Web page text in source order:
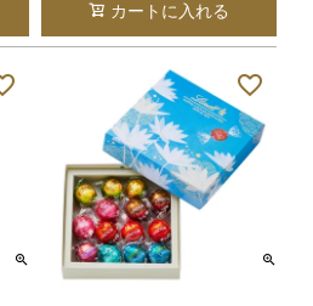
カートに入れる